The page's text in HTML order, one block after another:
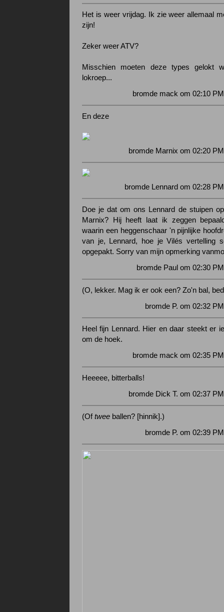
Het is weer vrijdag. Ik zie weer allemaal
zijn!
Zeker weer ATV?
Misschien moeten deze types gelokt
lokroep...
bromde mack om 02:10
En deze
bromde Marnix om 02:20
bromde Lennard om 02:28
Doe je dat om ons Lennard de stuipen
Marnix? Hij heeft laat ik zeggen
waarin een heggenschaar 'n pijnlijke
van je, Lennard, hoe je Vilés vertelling
opgepakt. Sorry van mijn opmerking
bromde Paul om 02:30
(O, lekker. Mag ik er ook een? Zo'n bal,
bromde P. om 02:32
Heel fijn Lennard. Hier en daar steekt er
om de hoek.
bromde mack om 02:35
Heeeee, bitterballs!
bromde Dick T. om 02:37
(Oftwee ballen? [hinnik].)
bromde P. om 02:39